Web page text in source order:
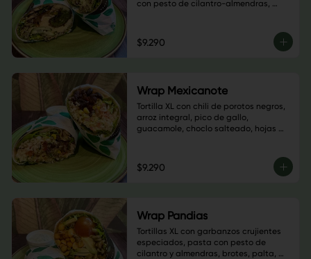
con pesto de cilantro-almendras,
de hojas verdes y salsa a elección
$9.290
Wrap Mexicanote
Tortilla XL con chili de porotos negros,
arroz integral, pico de gallo,
guacamole, choclo salteado, hojas
$9.290
Wrap Pandias
Tortillas XL con garbanzos crujientes
especiados, pasta con pesto de
cilantro y almendras, brotes, palta,